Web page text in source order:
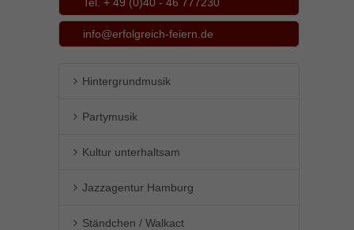
info@erfolgreich-feiern.de
Hintergrundmusik
Partymusik
Kultur unterhaltsam
Jazzagentur Hamburg
Ständchen / Walkact